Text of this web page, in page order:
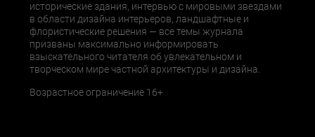
исторические здания, интервью с мировыми звездами
в области дизайна интерьеров, ландшафтные и
флористические решения — все темы журнала
призваны максимально информировать
взыскательного читателя об увлекательном и
творческом мире частной архитектуры и дизайна.
Возрастное ограничение 16+